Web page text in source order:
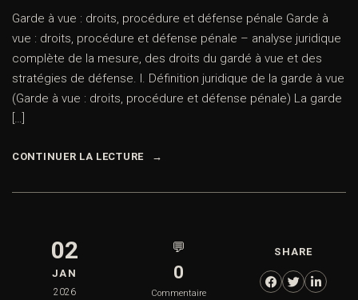
Garde à vue : droits, procédure et défense pénale Garde à
vue : droits, procédure et défense pénale – analyse juridique
complète de la mesure, des droits du gardé à vue et des
stratégies de défense. I. Définition juridique de la garde à vue
(Garde à vue : droits, procédure et défense pénale) La garde
[…]
CONTINUER LA LECTURE
02
JAN
2026
💬
0
Commentaire
SHARE